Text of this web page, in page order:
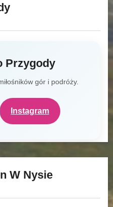
Przygody
gór i podróży.
Instagram
W Nysie